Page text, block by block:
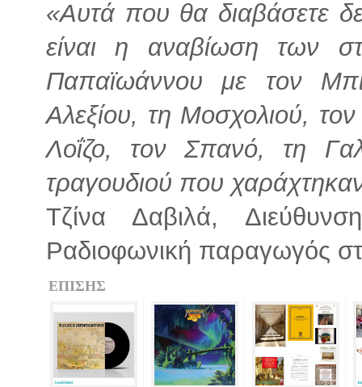
«Αυτά που θα διαβάσετε
είναι η αναβίωση των
Παπαϊωάννου με τον
Αλεξίου, τη Μοσχολιού,
Λοΐζο, τον Σπανό, τη
τραγουδιού που
Τζίνα Δαβιλά,
Ραδιοφωνική παραγωγός
ΕΠΙΣΗΣ